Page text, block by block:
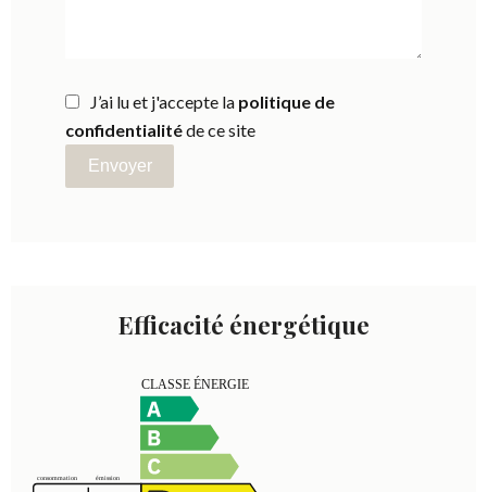
J’ai lu et j'accepte la politique de
confidentialitéde ce site
Envoyer
Efficacité énergétique